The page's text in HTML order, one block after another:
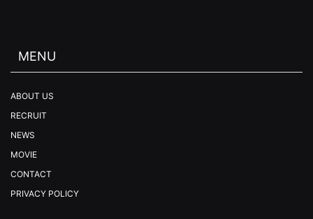
MENU
ABOUT US
RECRUIT
NEWS
MOVIE
CONTACT
PRIVACY POLICY